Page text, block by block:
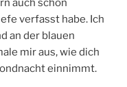
auch schon
verfasst habe. Ich
an der blauen
mir aus, wie dich
einnimmt.